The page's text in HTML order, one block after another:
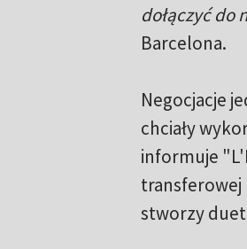
dołączyć do
Barcelona.
Negocjacje
chciały
informuje
transferowej
stworzy